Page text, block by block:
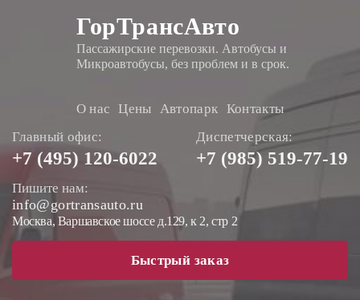
ГорТрансАвто
Пассажирские перевозки. Автобусы и
Микроавтобусы, без проблем и в срок.
О нас Цены Автопарк Контакты
Главный офис:
+7 (495) 120-6022
Диспетчерская:
+7 (985) 519-77-19
Пишите нам:
info@gortransauto.ru
Москва, Варшавское шоссе д.129, к 2, стр 2
Быстрый заказ